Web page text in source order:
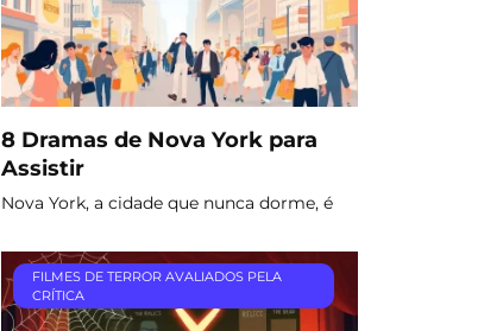
8 Dramas de Nova York para
Assistir
Nova York, a cidade que nunca dorme, é
FILMES DE TERROR AVALIADOS PELA
CRÍTICA